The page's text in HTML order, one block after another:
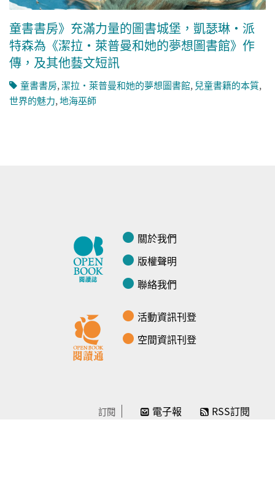
童書書房》充滿力量的圖書城堡，凱瑟琳・派
特森為《潔拉・萊普曼和她的夢想圖書館》作
傳，及其他藝文短訊
童書書房,潔拉・萊普曼和她的夢想圖書館, 兒童書籍的本質,
世界的魅力,地海巫師
關於我們
版權聲明
聯絡我們
活動資訊刊登
空間資訊刊登
訂閱 電子報 RSS訂閱